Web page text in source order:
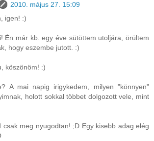
2010. május 27. 15:09
igen! :)
Én már kb. egy éve sütöttem utoljára, örültem
hogy eszembe jutott. :)
köszönöm! :)
A mai napig irigykedem, milyen "könnyen"
holott sokkal többet dolgozott vele, mint
csak meg nyugodtan! ;D Egy kisebb adag elég